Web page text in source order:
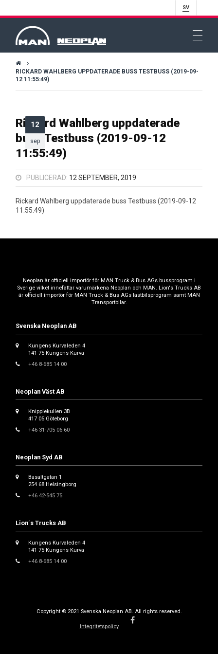
SV
RICKARD WAHLBERG UPPDATERADE BUSS TESTBUSS (2019-09-
12 11:55:49)
12
sep
Rickard Wahlberg uppdaterade
buss Testbuss (2019-09-12
11:55:49)
PUBLICERAD: 12 SEPTEMBER, 2019
Rickard Wahlberg uppdaterade buss Testbuss (2019-09-12
11:55:49)
Neoplan är officiell importör för MAN Truck & Bus AGs bussprogram i
Sverige vilket innefattar varumärkena Neoplan och MAN. Lion's Trucks AB
är officiell importör för MAN Truck & Bus AGs lastbilsprogram samt MAN
Transportbilar.
Svenska Neoplan AB
Kungens Kurvaleden 4
141 75 Kungens Kurva
+46 8-685 14 00
Neoplan Väst AB
Knipplekullen 3B
417 05 Göteborg
+46 31-705 06 60
Neoplan Syd AB
Basaltgatan 1
254 68 Helsingborg
+46 42-545 75
Lion´s Trucks AB
Kungens Kurvaleden 4
141 75 Kungens Kurva
+46 8-685 14 00
Copyright © 2021 Svenska Neoplan AB. All rights reserved.
Integritetspolicy